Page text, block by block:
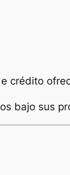
crédito
bajo sus